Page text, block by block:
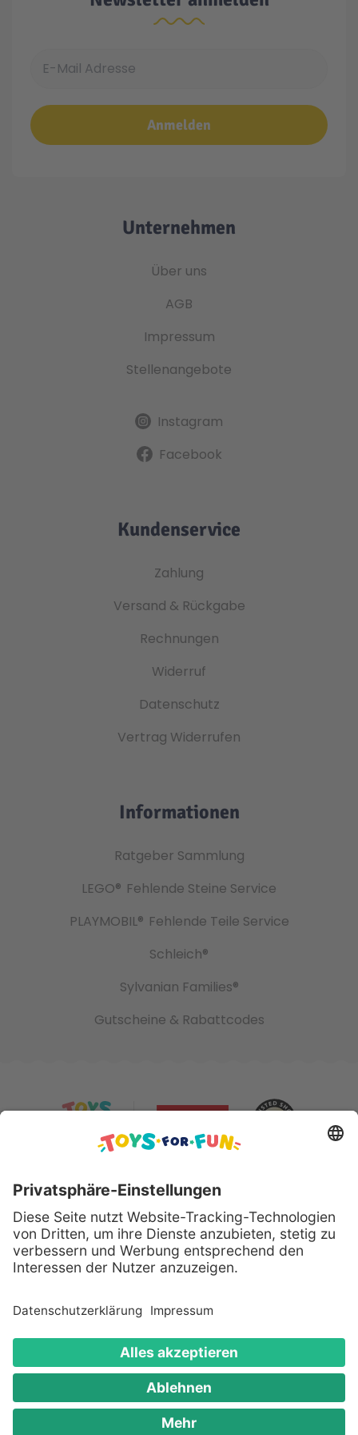
Anmelden
Unternehmen
Über uns
AGB
Impressum
Stellenangebote
Instagram
Facebook
Kundenservice
Zahlung
Versand & Rückgabe
Rechnungen
Widerruf
Datenschutz
Vertrag Widerrufen
Informationen
Ratgeber Sammlung
LEGO® Fehlende Steine Service
PLAYMOBIL® Fehlende Teile Service
Schleich®
Sylvanian Families®
Gutscheine & Rabattcodes
Sicher bezahlen mit:
Alle genannten Produkte und Logos sind eingetragene
Warenzeichen der jeweiligen Hersteller.
Copyright © 2008 - 2026 Toys for Fun GmbH - Alle
Rechte vorbehalten